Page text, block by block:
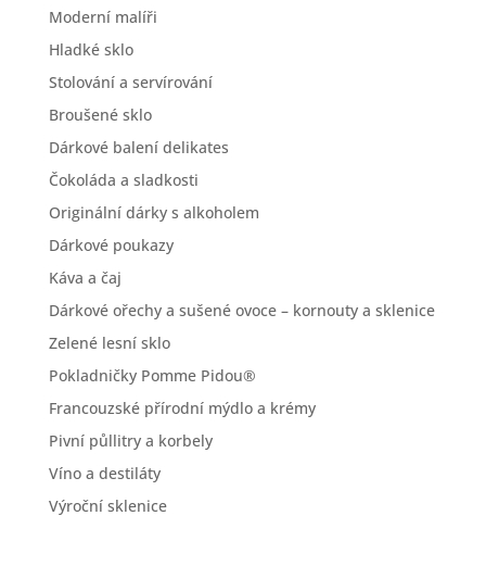
Moderní malíři
Hladké sklo
Stolování a servírování
Broušené sklo
Dárkové balení delikates
Čokoláda a sladkosti
Originální dárky s alkoholem
Dárkové poukazy
Káva a čaj
Dárkové ořechy a sušené ovoce – kornouty a sklenice
Zelené lesní sklo
Pokladničky Pomme Pidou®
Francouzské přírodní mýdlo a krémy
Pivní půllitry a korbely
Víno a destiláty
Výroční sklenice